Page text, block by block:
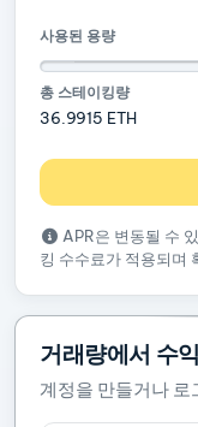
사용된 용량
총 스테이킹량
36.9915 ETH
APR은 변동될 수
킹 수수료가 적용되며
거래량에서 수
계정을 만들거나